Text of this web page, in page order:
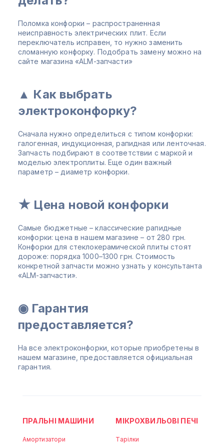
Поломка конфорки – распространенная
неисправность электрических плит. Если
переключатель исправен, то нужно заменить
сломанную конфорку. Подобрать замену можно на
сайте магазина «ALM-запчасти»
▲ Как выбрать
электроконфорку?
Сначала нужно определиться с типом конфорки:
галогенная, индукционная, рапидная или ленточная.
Запчасть подбирают в соответствии с маркой и
моделью электроплиты. Еще один важный
параметр – диаметр конфорки.
★ Цена новой конфорки
Самые бюджетные – классические рапидные
конфорки: цена в нашем магазине – от 280 грн.
Конфорки для стеклокерамической плиты стоят
дороже: порядка 1000–1300 грн. Стоимость
конкретной запчасти можно узнать у консультанта
«ALM-запчасти».
◉ Гарантия
предоставляется?
На все электроконфорки, которые приобретены в
нашем магазине, предоставляется официальная
гарантия.
ПРАЛЬНІ МАШИНИ
Амортизатори
МІКРОХВИЛЬОВІ ПЕЧІ
Тарілки